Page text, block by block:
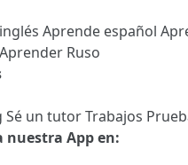
Aprende español
Aprender Ruso
Sé un tutorTrabajos
nuestra App en: